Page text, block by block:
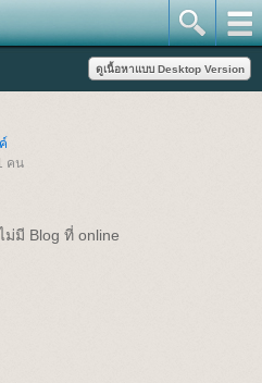
คน
ม่มี Blog ที่ online